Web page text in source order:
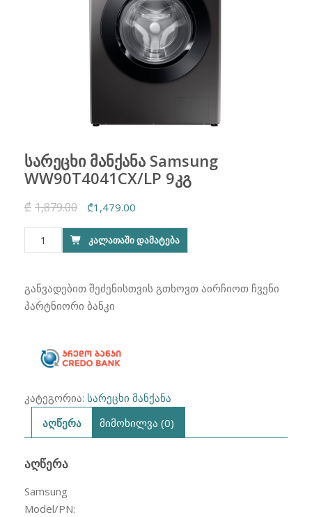
სარეცხი მანქანა Samsung
WW90T4041CX/LP 9კგ
₾ 1,879.00
Original
price
was:
₾1,479.00
price
is:
რაოდენობა:
სარეცხი
Samsung
WW90T4041CX/LP
ᲙᲐᲚᲐᲗᲐᲨᲘ ᲓᲐᲛᲐᲢᲔᲑᲐ
განვადებით შეძენისთვის გთხოვთ აირჩიოთ ჩვენი
პარტნიორი ბანკი
კატეგორია: სარეცხი მანქანა
აღწერა
მიმოხილვა (0)
ᲐᲦᲬᲔᲠᲐ
Samsung
Model/PN: